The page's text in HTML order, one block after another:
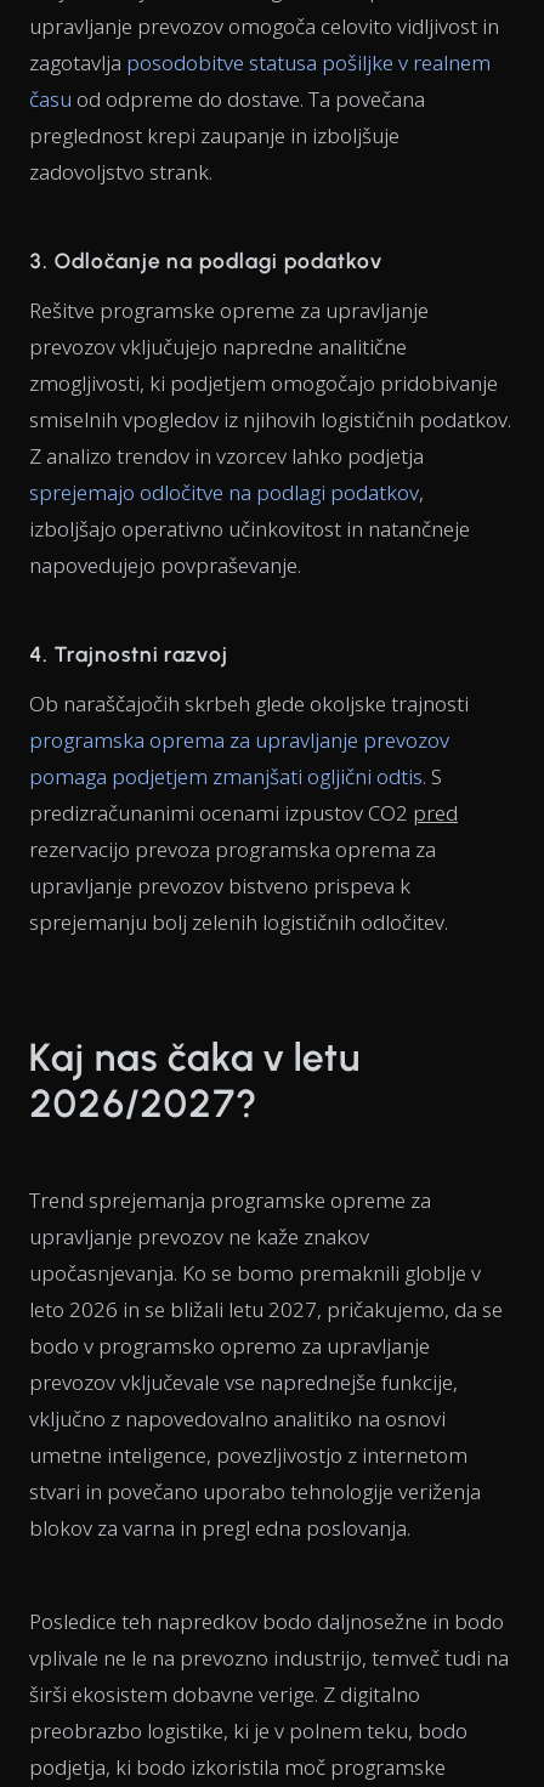
upravljanje prevozov omogoča celovito vidljivost in
zagotavlja posodobitve statusa pošiljke v realnem
času od odpreme do dostave. Ta povečana
preglednost krepi zaupanje in izboljšuje
zadovoljstvo strank.
3. Odločanje na podlagi podatkov
Rešitve programske opreme za upravljanje
prevozov vključujejo napredne analitične
zmogljivosti, ki podjetjem omogočajo pridobivanje
smiselnih vpogledov iz njihovih logističnih podatkov.
Z analizo trendov in vzorcev lahko podjetja
sprejemajo odločitve na podlagi podatkov,
izboljšajo operativno učinkovitost in natančneje
napovedujejo povpraševanje.
4. Trajnostni razvoj
Ob naraščajočih skrbeh glede okoljske trajnosti
programska oprema za upravljanje prevozov
pomaga podjetjem zmanjšati ogljični odtis. S
predizračunanimi ocenami izpustov CO2 pred
rezervacijo prevoza programska oprema za
upravljanje prevozov bistveno prispeva k
sprejemanju bolj zelenih logističnih odločitev.
Kaj nas čaka v letu
2026/2027?
Trend sprejemanja programske opreme za
upravljanje prevozov ne kaže znakov
upočasnjevanja. Ko se bomo premaknili globlje v
leto 2026 in se bližali letu 2027, pričakujemo, da se
bodo v programsko opremo za upravljanje
prevozov vključevale vse naprednejše funkcije,
vključno z napovedovalno analitiko na osnovi
umetne inteligence, povezljivostjo z internetom
stvari in povečano uporabo tehnologije veriženja
blokov za varna in pregl edna poslovanja.
Posledice teh napredkov bodo daljnosežne in bodo
vplivale ne le na prevozno industrijo, temveč tudi na
širši ekosistem dobavne verige. Z digitalno
preobrazbo logistike, ki je v polnem teku, bodo
podjetja, ki bodo izkoristila moč programske